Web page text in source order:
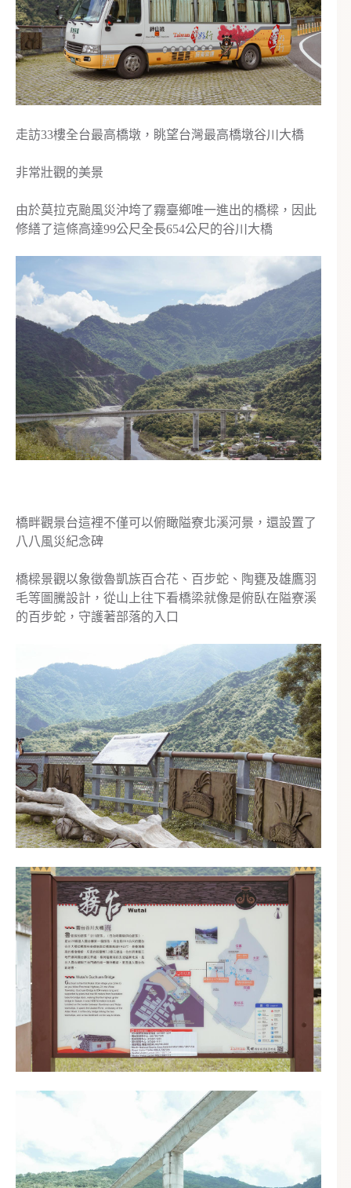
走訪33樓全台最高橋墩，眺望台灣最高橋墩谷川大橋
非常壯觀的美景
由於莫拉克颱風災沖垮了霧臺鄉唯一進出的橋樑，因此
修繕了這條高達99公尺全長654公尺的谷川大橋
橋畔觀景台這裡不僅可以俯瞰隘寮北溪河景，還設置了
八八風災紀念碑
橋樑景觀以象徵魯凱族百合花、百步蛇、陶甕及雄鷹羽
毛等圖騰設計，從山上往下看橋梁就像是俯臥在隘寮溪
的百步蛇，守護著部落的入口